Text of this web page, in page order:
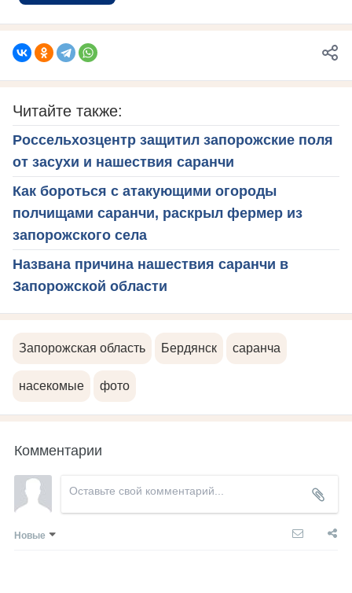
Читайте также:
Россельхозцентр защитил запорожские поля
от засухи и нашествия саранчи
Как бороться с атакующими огороды
полчищами саранчи, раскрыл фермер из
запорожского села
Названа причина нашествия саранчи в
Запорожской области
Запорожская область Бердянск саранча
насекомые фото
Комментарии
Новые